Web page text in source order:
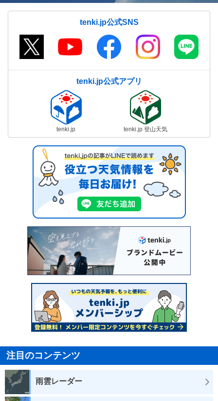
tenki.jp公式SNS
tenki.jp公式アプリ
tenki.jp tenki.jp 登山天気
注目のコンテンツ
雨雲レーダー